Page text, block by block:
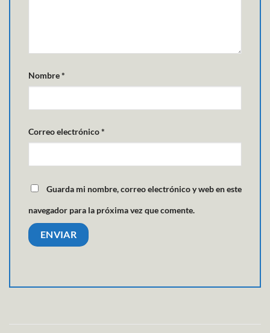
Nombre*
Correo electrónico*
Guarda mi nombre, correo electrónico y web en este
navegador para la próxima vez que comente.